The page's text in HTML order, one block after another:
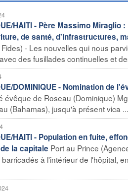
HAITI - Père Massimo
de santé, d'infrastructures,
- Les nouvelles qui nous
des fusillades continuelles et
DOMINIQUE - Nomination de
évêque de Roseau (Dominique)
(Bahamas), jusqu'à présent vica ...
HAITI - Population en fuite,
la capitale Port au Prince
à l'intérieur de l'hôpital,